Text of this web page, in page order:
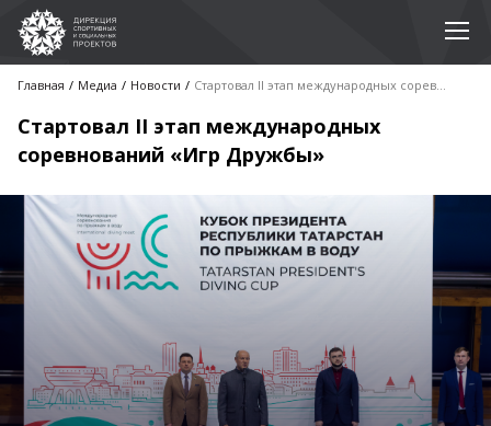
Главная Медиа Новости Стартовал II этап международных соревнований «Игр Дружбы»
Стартовал II этап международных
соревнований «Игр Дружбы»